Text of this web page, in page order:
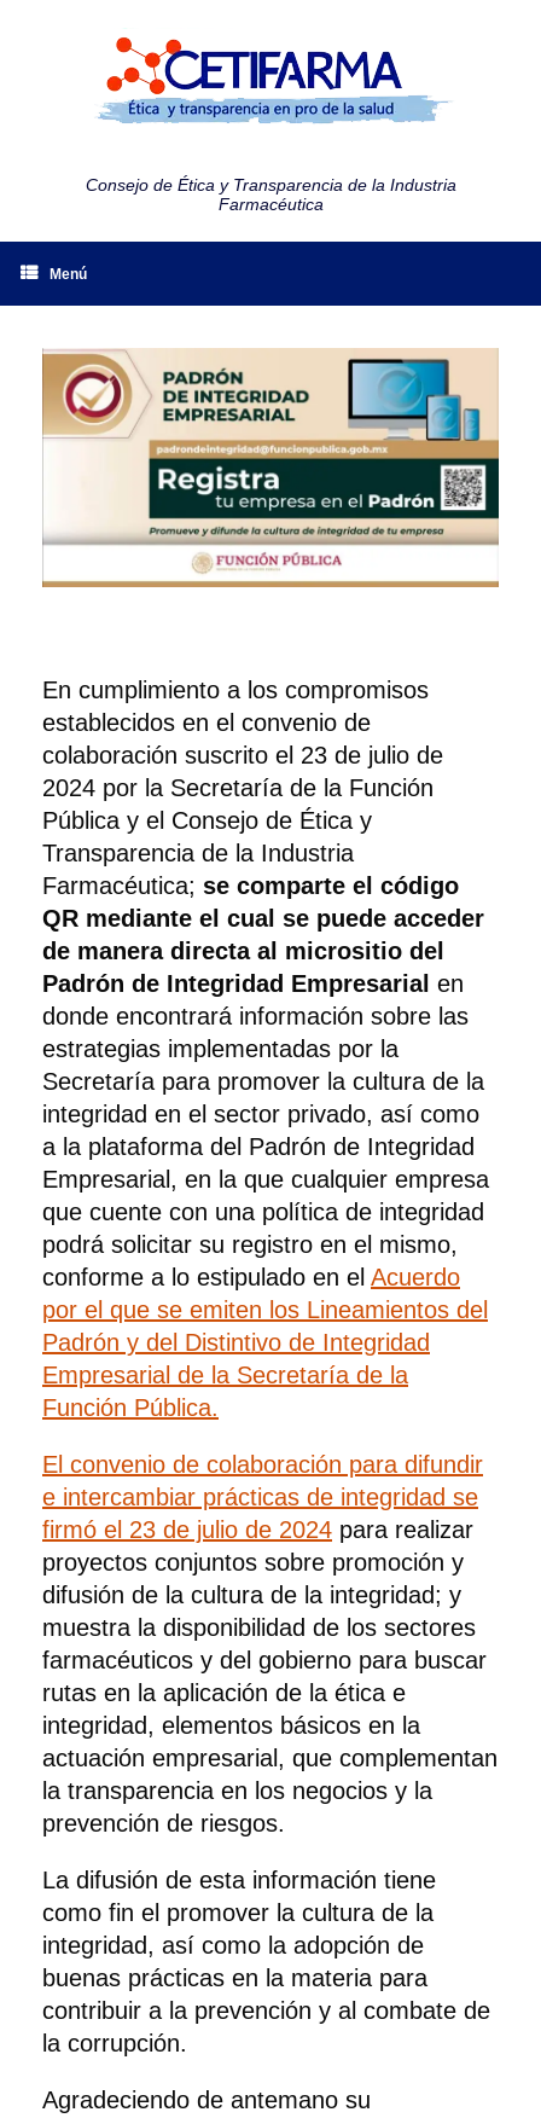
Consejo de Ética y Transparencia de la Industria
Farmacéutica
Menú
En cumplimiento a los compromisos
establecidos en el convenio de
colaboración suscrito el 23 de julio de
2024 por la Secretaría de la Función
Pública y el Consejo de Ética y
Transparencia de la Industria
Farmacéutica; se comparte el código
QR mediante el cual se puede acceder
de manera directa al micrositio del
Padrón de Integridad Empresarial en
donde encontrará información sobre las
estrategias implementadas por la
Secretaría para promover la cultura de la
integridad en el sector privado, así como
a la plataforma del Padrón de Integridad
Empresarial, en la que cualquier empresa
que cuente con una política de integridad
podrá solicitar su registro en el mismo,
conforme a lo estipulado en el Acuerdo
por el que se emiten los Lineamientos del
Padrón y del Distintivo de Integridad
Empresarial de la Secretaría de la
Función Pública.
El convenio de colaboración para difundir
e intercambiar prácticas de integridad se
firmó el 23 de julio de 2024 para realizar
proyectos conjuntos sobre promoción y
difusión de la cultura de la integridad; y
muestra la disponibilidad de los sectores
farmacéuticos y del gobierno para buscar
rutas en la aplicación de la ética e
integridad, elementos básicos en la
actuación empresarial, que complementan
la transparencia en los negocios y la
prevención de riesgos.
La difusión de esta información tiene
como fin el promover la cultura de la
integridad, así como la adopción de
buenas prácticas en la materia para
contribuir a la prevención y al combate de
la corrupción.
Agradeciendo de antemano su